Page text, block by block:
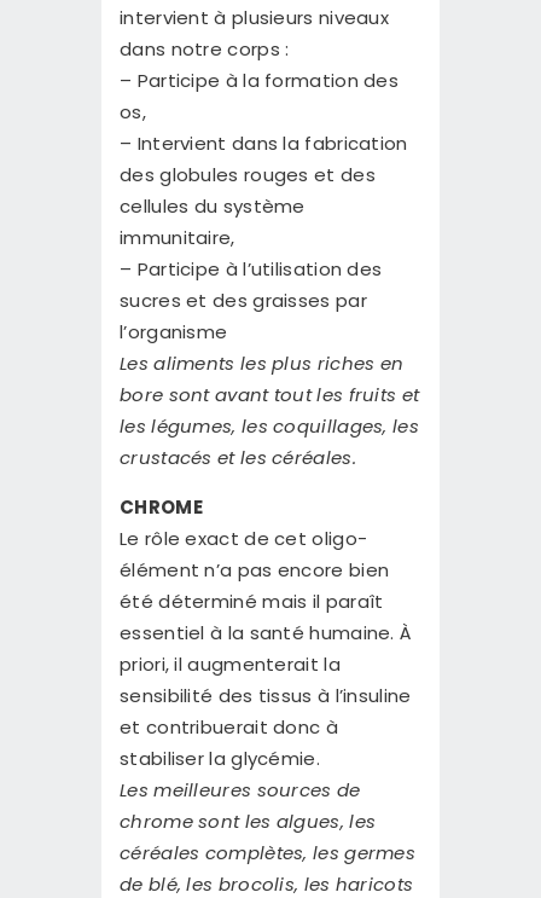
intervient à plusieurs niveaux
dans notre corps :
– Participe à la formation des
os,
– Intervient dans la fabrication
des globules rouges et des
cellules du système
immunitaire,
– Participe à l’utilisation des
sucres et des graisses par
l’organisme
Les aliments les plus riches en
bore sont avant tout les fruits et
les légumes, les coquillages, les
crustacés et les céréales.
CHROME
Le rôle exact de cet oligo-
élément n’a pas encore bien
été déterminé mais il paraît
essentiel à la santé humaine. À
priori, il augmenterait la
sensibilité des tissus à l’insuline
et contribuerait donc à
stabiliser la glycémie.
Les meilleures sources de
chrome sont les algues, les
céréales complètes, les germes
de blé, les brocolis, les haricots